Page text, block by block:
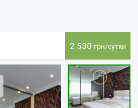
2 530 грн/сутки